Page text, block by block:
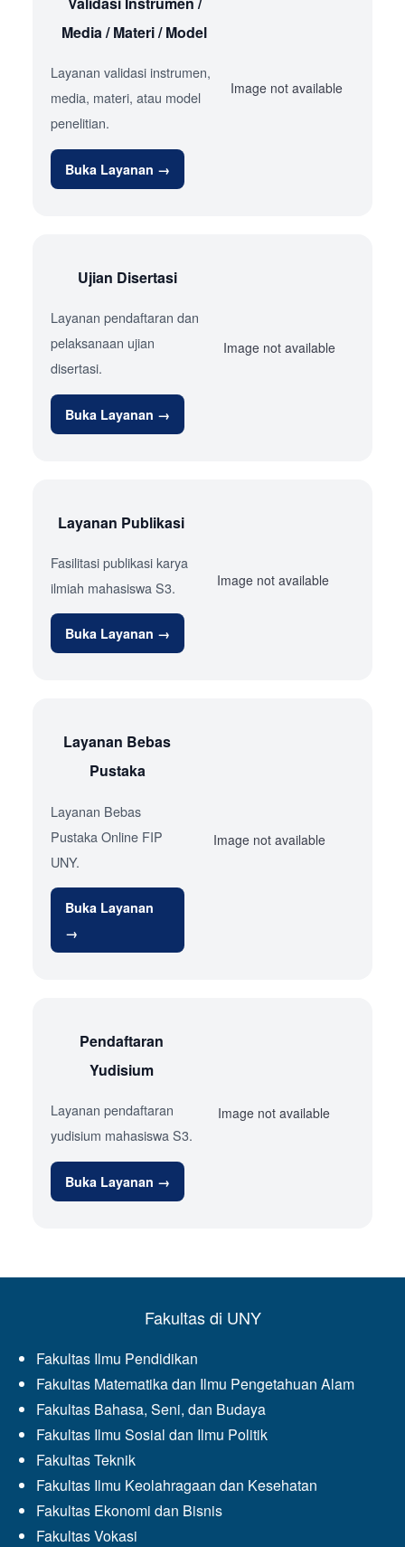
Media / Materi / Model
Layanan validasi instrumen,
media, materi, atau model
penelitian.
Buka Layanan →
Image not available
Ujian Disertasi
Layanan pendaftaran dan
pelaksanaan ujian
disertasi.
Buka Layanan →
Image not available
Layanan Publikasi
Fasilitasi publikasi karya
ilmiah mahasiswa S3.
Buka Layanan →
Image not available
Layanan Bebas
Pustaka
Layanan Bebas
Pustaka Online FIP
UNY.
Buka Layanan
→
Image not available
Pendaftaran
Yudisium
Layanan pendaftaran
yudisium mahasiswa S3.
Buka Layanan →
Image not available
Fakultas di UNY
Fakultas Ilmu Pendidikan
Fakultas Matematika dan Ilmu Pengetahuan Alam
Fakultas Bahasa, Seni, dan Budaya
Fakultas Ilmu Sosial dan Ilmu Politik
Fakultas Teknik
Fakultas Ilmu Keolahragaan dan Kesehatan
Fakultas Ekonomi dan Bisnis
Fakultas Vokasi